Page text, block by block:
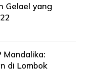
Gelael yang
Mandalika:
di Lombok